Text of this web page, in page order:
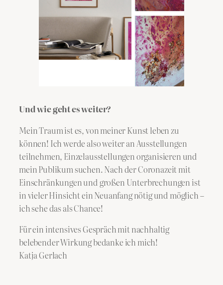
Und wie geht es weiter?
Mein Traum ist es, von meiner Kunst leben zu
können! Ich werde also weiter an Ausstellungen
teilnehmen, Einzelausstellungen organisieren und
mein Publikum suchen. Nach der Coronazeit mit
Einschränkungen und großen Unterbrechungen ist
in vieler Hinsicht ein Neuanfang nötig und möglich –
ich sehe das als Chance!
​Für ein intensives Gespräch mit nachhaltig
belebender Wirkung bedanke ich mich!
Katja Gerlach